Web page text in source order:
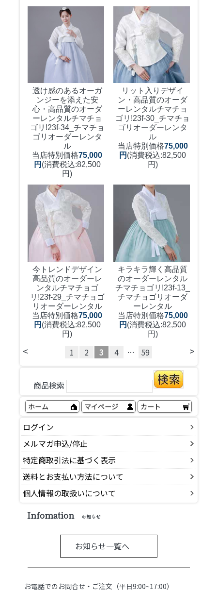
透け感のあるオーガ
ンジーを添えた安
心・高品質のオーダ
ーレンタルチマチョ
ゴリ!23f-34_チマチョ
ゴリオーダーレンタ
ル
当店特別価格75,000
円 (消費税込:82,500
円)
リット入りデザイ
ン・高品質のオーダ
ーレンタルチマチョ
ゴリ!23f-30_チマチョ
ゴリオーダーレンタ
ル
当店特別価格75,000
円 (消費税込:82,500
円)
今トレンドデザイン
高品質のオーダーレ
ンタルチマチョゴ
リ!23f-29_チマチョゴ
リオーダーレンタル
当店特別価格75,000
円 (消費税込:82,500
円)
キラキラ輝く高品質
のオーダーレンタル
チマチョゴリ!23f-13_
チマチョゴリオーダ
ーレンタル
当店特別価格75,000
円 (消費税込:82,500
円)
< >
1 2 3 4 … 59
商品検索
ホーム マイページ カート
ログイン
メルマガ申込/停止
特定商取引法に基づく表示
送料とお支払い方法について
個人情報の取扱いについて
Infomation お知らせ
お知らせ一覧へ
お電話でのお問合せ・ご注文（平日9:00~17:00）